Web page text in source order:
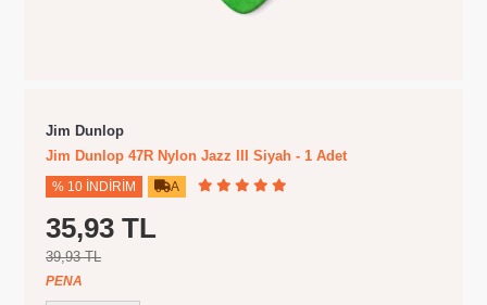
Jim Dunlop
Jim Dunlop 47R Nylon Jazz III Siyah - 1 Adet
% 10 İNDIRIM A
35,93 TL
39,93 TL
PENA